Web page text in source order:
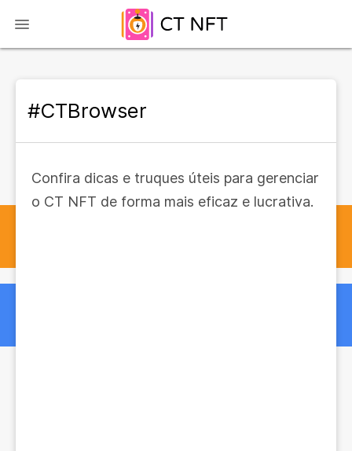
#CTBrowser
Confira dicas e truques úteis para gerenciar
o CT NFT de forma mais eficaz e lucrativa.